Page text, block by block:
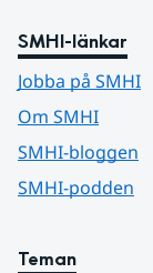
SMHI-länkar
Jobba på SMHI
Om SMHI
SMHI-bloggen
SMHI-podden
Teman